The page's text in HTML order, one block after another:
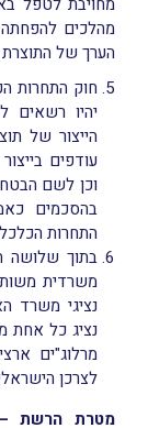
מהלכים
הערך של
יהיו רשאים
הייצור של
עודפים
וכן לשם
התחרות
בתוך שלושה
משרדית
נציגי משרד
נציג כל אחת
מרלוג"ים
לצרכן
מטרת הרשת